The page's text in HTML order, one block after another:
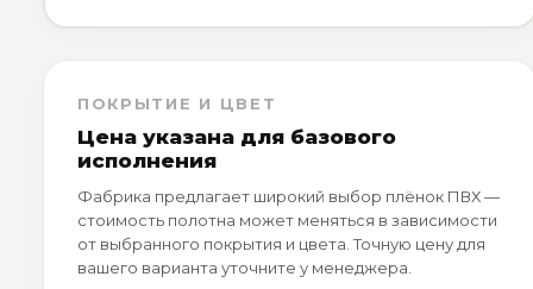
ПОКРЫТИЕ И ЦВЕТ
Цена указана для базового
исполнения
Фабрика предлагает широкий выбор плёнок ПВХ —
стоимость полотна может меняться в зависимости
от выбранного покрытия и цвета. Точную цену для
вашего варианта уточните у менеджера.